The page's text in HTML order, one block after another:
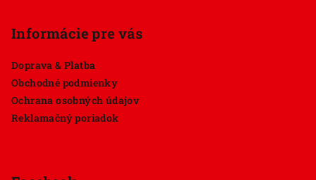
Informácie pre vás
Doprava & Platba
Obchodné podmienky
Ochrana osobných údajov
Reklamačný poriadok